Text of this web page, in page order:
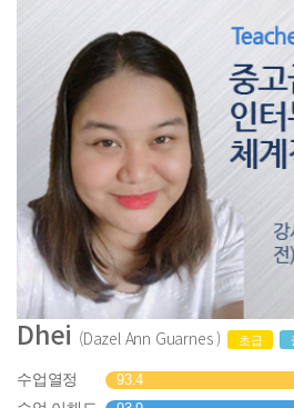
Dhei (Dazel Ann Guarnes ) 초급
수업열정 93.4